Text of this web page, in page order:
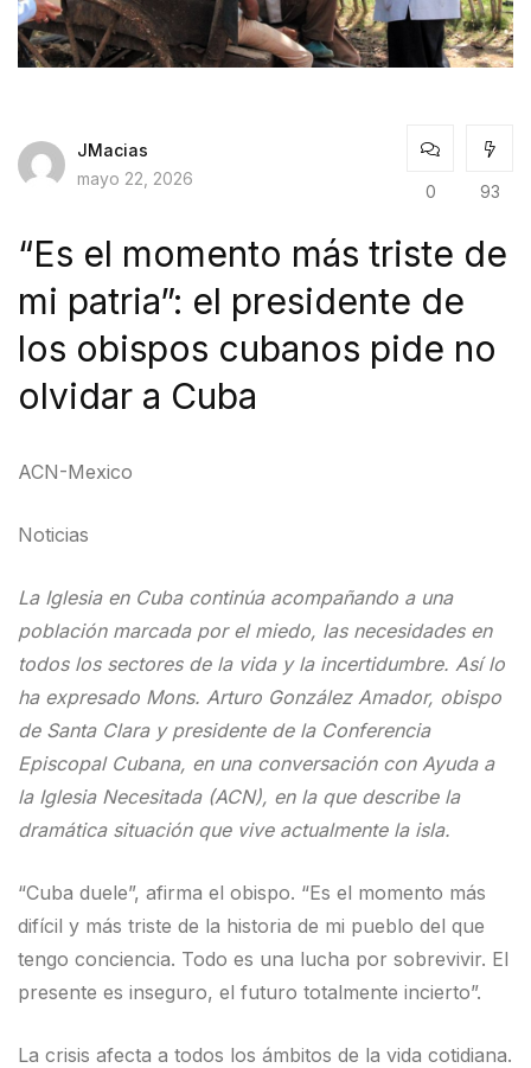
JMacias
mayo 22, 2026
0 93
“Es el momento más triste de
mi patria”: el presidente de
los obispos cubanos pide no
olvidar a Cuba
ACN-Mexico
Noticias
La Iglesia en Cuba continúa acompañando a una
población marcada por el miedo, las necesidades en
todos los sectores de la vida y la incertidumbre. Así lo
ha expresado Mons. Arturo González Amador, obispo
de Santa Clara y presidente de la Conferencia
Episcopal Cubana, en una conversación con Ayuda a
la Iglesia Necesitada (ACN), en la que describe la
dramática situación que vive actualmente la isla.
“Cuba duele”, afirma el obispo. “Es el momento más
difícil y más triste de la historia de mi pueblo del que
tengo conciencia. Todo es una lucha por sobrevivir. El
presente es inseguro, el futuro totalmente incierto”.
La crisis afecta a todos los ámbitos de la vida cotidiana.